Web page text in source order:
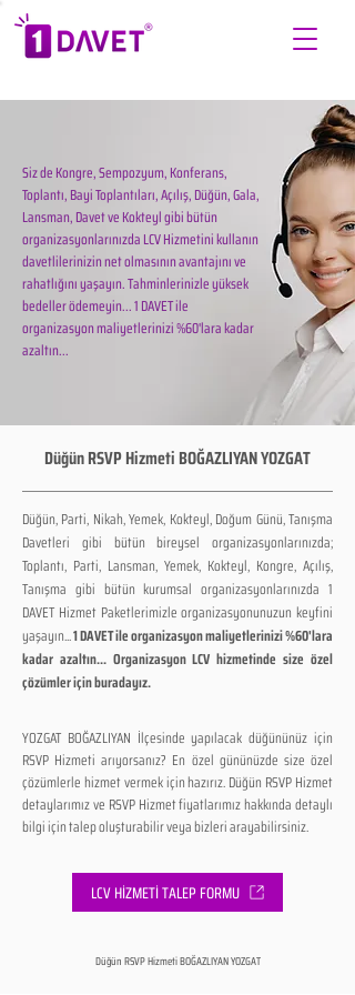
Siz de Kongre, Sempozyum, Konferans,
Toplantı, Bayi Toplantıları, Açılış, Düğün, Gala,
Lansman, Davet ve Kokteyl gibi bütün
organizasyonlarınızda LCV Hizmetini kullanın
davetlilerinizin net olmasının avantajını ve
rahatlığını yaşayın. Tahminlerinizle yüksek
bedeller ödemeyin... 1 DAVET ile
organizasyon maliyetlerinizi %60'lara kadar
azaltın...
Düğün RSVP Hizmeti BOĞAZLIYAN YOZGAT
Düğün, Parti, Nikah, Yemek, Kokteyl, Doğum Günü, Tanışma
Davetleri gibi bütün bireysel organizasyonlarınızda;
Toplantı, Parti, Lansman, Yemek, Kokteyl, Kongre, Açılış,
Tanışma gibi bütün kurumsal organizasyonlarınızda 1
DAVET Hizmet Paketlerimizle organizasyonunuzun keyfini
yaşayın...1 DAVET ile organizasyon maliyetlerinizi %60'lara
kadar azaltın... Organizasyon LCV hizmetinde size özel
çözümler için buradayız.
YOZGAT BOĞAZLIYAN İlçesinde yapılacak düğününüz için
RSVP Hizmeti arıyorsanız? En özel gününüzde size özel
çözümlerle hizmet vermek için hazırız. Düğün RSVP Hizmet
detaylarımız ve RSVP Hizmet fiyatlarımız hakkında detaylı
bilgi için talep oluşturabilir veya bizleri arayabilirsiniz.
LCV HİZMETİ TALEP FORMU
Düğün RSVP Hizmeti BOĞAZLIYAN YOZGAT